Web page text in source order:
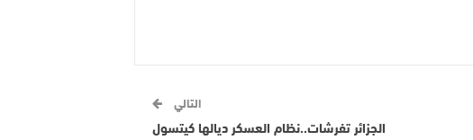
التالي
الجزائر تفرشات..نظام العسكر ديالها كيتسول